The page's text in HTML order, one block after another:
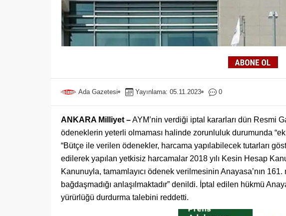
Ada Gazetesi Yayınlama: 05.11.2023 0
ANKARA Milliyet –AYM’nin verdiği iptal kararları dün Resmi
ödeneklerin yeterli olmaması halinde zorunluluk durumunda “ek
“Bütçe ile verilen ödenekler, harcama yapılabilecek tutarları
edilerek yapılan yetkisiz harcamalar 2018 yılı Kesin Hesap
Kanunuyla, tamamlayıcı ödenek verilmesinin Anayasa’nın
bağdaşmadığı anlaşılmaktadır” denildi. İptal edilen hükmü
yürürlüğü durdurma talebini reddetti.